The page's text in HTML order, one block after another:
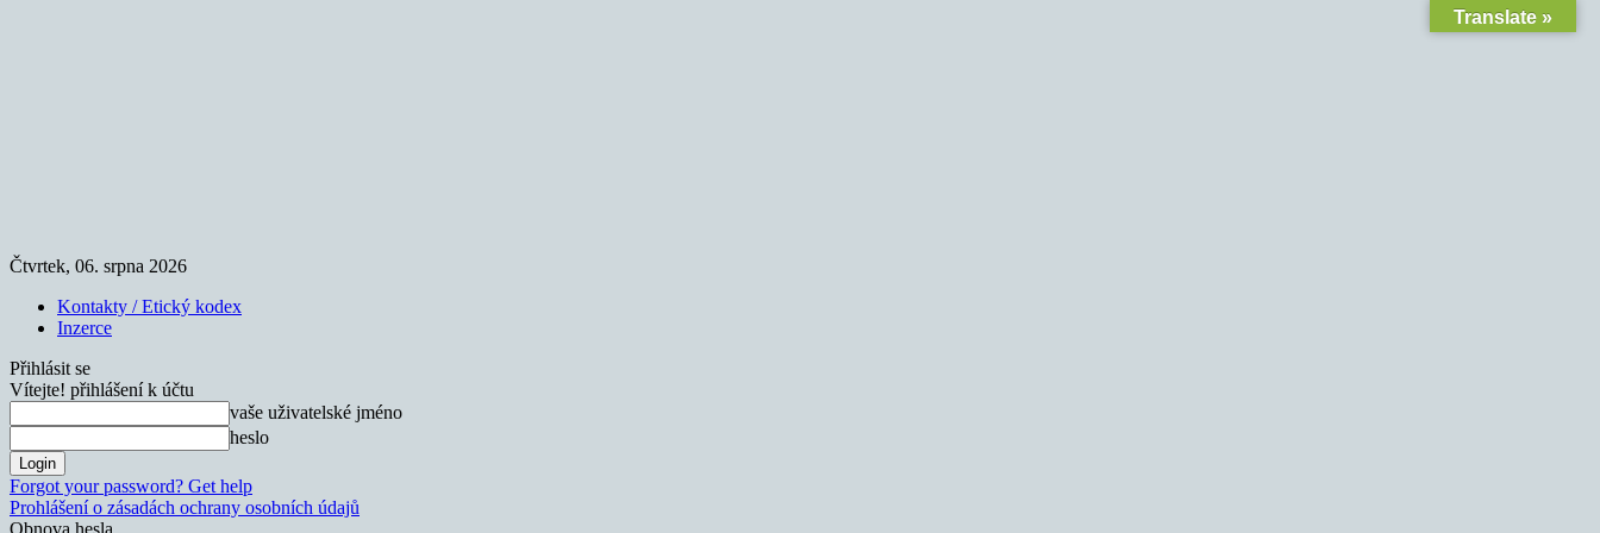
Čtvrtek, 06. srpna 2026
Kontakty / Etický kodex
Inzerce
Přihlásit se
Vítejte! přihlášení k účtu
vaše uživatelské jméno
heslo
Forgot your password? Get help
Prohlášení o zásadách ochrany osobních údajů
Obnova hesla
Translate »